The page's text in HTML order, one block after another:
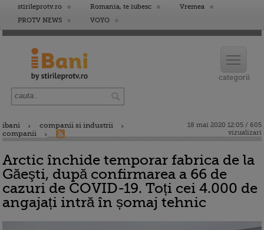
stirileprotv.ro Romania, te iubesc
Vremea
PROTV NEWS
VOYO
ibani
companii si industrii
companii
18 mai 2020 12:05 / 605
vizualizari
Arctic închide temporar fabrica de la
Găeşti, după confirmarea a 66 de
cazuri de COVID-19. Toți cei 4.000 de
angajați intră în șomaj tehnic